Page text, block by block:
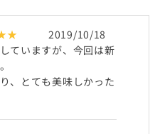
2019/10/18
ていますが、今回は新
、とても美味しかった